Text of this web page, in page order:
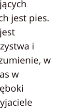
jest pies.
i
w
w